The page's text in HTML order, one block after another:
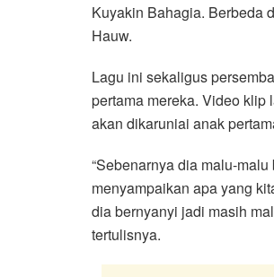
Kuyakin Bahagia. Berbeda
Hauw.
Lagu ini sekaligus
pertama mereka. Video klip
akan dikaruniai anak
“Sebenarnya dia malu-
menyampaikan apa yang
dia bernyanyi jadi masih
tertulisnya.